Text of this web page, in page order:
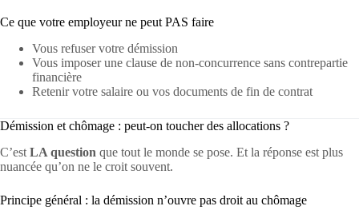
Ce que votre employeur ne peut PAS faire
Vous refuser votre démission
Vous imposer une clause de non-concurrence sans contrepartie
financière
Retenir votre salaire ou vos documents de fin de contrat
Démission et chômage : peut-on toucher des allocations ?
C’est LA question que tout le monde se pose. Et la réponse est plus
nuancée qu’on ne le croit souvent.
Principe général : la démission n’ouvre pas droit au chômage